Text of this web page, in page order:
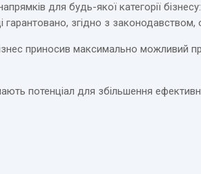
для будь-якої категорії
гарантовано, згідно з
приносив максимально можливий
потенціал для збільшення